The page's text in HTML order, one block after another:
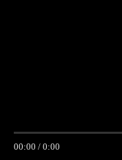
00:00 / 0:00